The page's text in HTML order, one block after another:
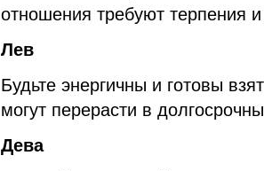
отношения требуют терпения
Лев
Будьте энергичны и готовы
могут перерасти в
Дева